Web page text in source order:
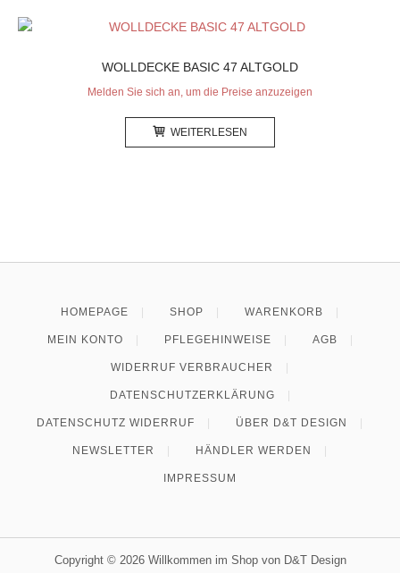
WOLLDECKE BASIC 47 ALTGOLD
Melden Sie sich an, um die Preise anzuzeigen
WEITERLESEN
HOMEPAGE SHOP WARENKORB
MEIN KONTO PFLEGEHINWEISE AGB
WIDERRUF VERBRAUCHER
DATENSCHUTZERKLÄRUNG
DATENSCHUTZ WIDERRUF ÜBER D&T DESIGN
NEWSLETTER HÄNDLER WERDEN
IMPRESSUM
Copyright © 2026 Willkommen im Shop von D&T Design